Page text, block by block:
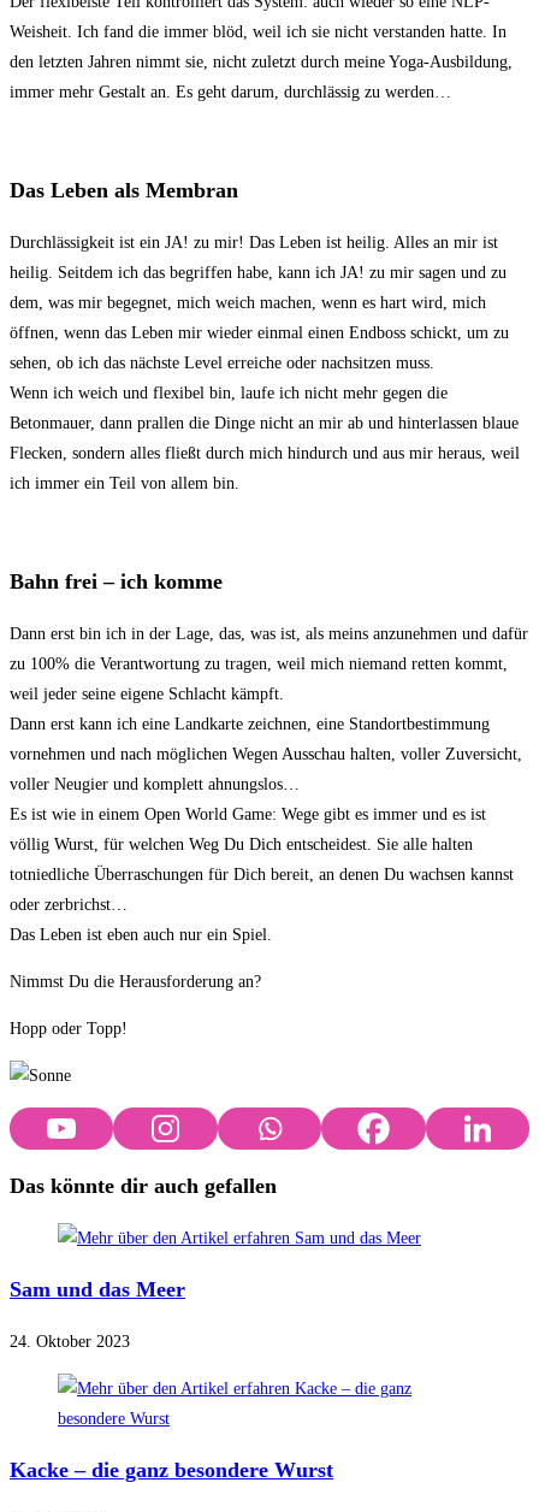
Weisheit. Ich fand die immer blöd, weil ich sie nicht verstanden hatte. In
den letzten Jahren nimmt sie, nicht zuletzt durch meine Yoga-Ausbildung,
immer mehr Gestalt an. Es geht darum, durchlässig zu werden…
Das Leben als Membran
Durchlässigkeit ist ein JA! zu mir! Das Leben ist heilig. Alles an mir ist
heilig. Seitdem ich das begriffen habe, kann ich JA! zu mir sagen und zu
dem, was mir begegnet, mich weich machen, wenn es hart wird, mich
öffnen, wenn das Leben mir wieder einmal einen Endboss schickt, um zu
sehen, ob ich das nächste Level erreiche oder nachsitzen muss.
Wenn ich weich und flexibel bin, laufe ich nicht mehr gegen die
Betonmauer, dann prallen die Dinge nicht an mir ab und hinterlassen blaue
Flecken, sondern alles fließt durch mich hindurch und aus mir heraus, weil
ich immer ein Teil von allem bin.
Bahn frei – ich komme
Dann erst bin ich in der Lage, das, was ist, als meins anzunehmen und dafür
zu 100% die Verantwortung zu tragen, weil mich niemand retten kommt,
weil jeder seine eigene Schlacht kämpft.
Dann erst kann ich eine Landkarte zeichnen, eine Standortbestimmung
vornehmen und nach möglichen Wegen Ausschau halten, voller Zuversicht,
voller Neugier und komplett ahnungslos…
Es ist wie in einem Open World Game: Wege gibt es immer und es ist
völlig Wurst, für welchen Weg Du Dich entscheidest. Sie alle halten
totniedliche Überraschungen für Dich bereit, an denen Du wachsen kannst
oder zerbrichst…
Das Leben ist eben auch nur ein Spiel.
Nimmst Du die Herausforderung an?
Hopp oder Topp!
Das könnte dir auch gefallen
Sam und das Meer
24. Oktober 2023
Kacke – die ganz besondere Wurst